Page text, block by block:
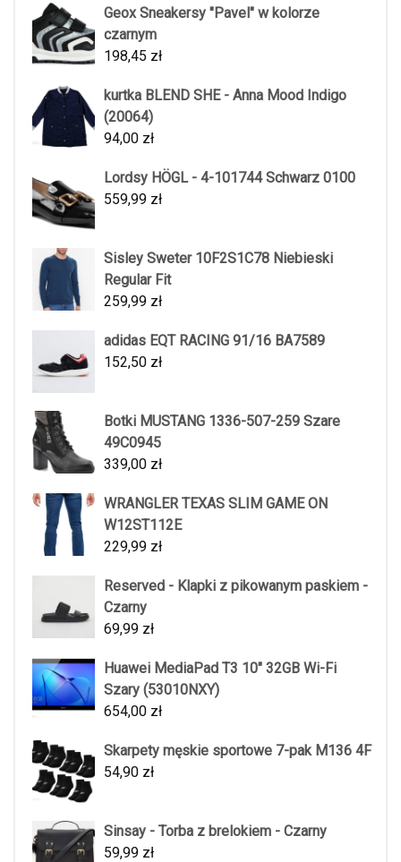
Geox Sneakersy "Pavel" w kolorze
czarnym
198,45 zł
kurtka BLEND SHE - Anna Mood Indigo
(20064)
94,00 zł
Lordsy HÖGL - 4-101744 Schwarz 0100
559,99 zł
Sisley Sweter 10F2S1C78 Niebieski
Regular Fit
259,99 zł
adidas EQT RACING 91/16 BA7589
152,50 zł
Botki MUSTANG 1336-507-259 Szare
49C0945
339,00 zł
WRANGLER TEXAS SLIM GAME ON
W12ST112E
229,99 zł
Reserved - Klapki z pikowanym paskiem -
Czarny
69,99 zł
Huawei MediaPad T3 10" 32GB Wi-Fi
Szary (53010NXY)
654,00 zł
Skarpety męskie sportowe 7-pak M136 4F
54,90 zł
Sinsay - Torba z brelokiem - Czarny
59,99 zł